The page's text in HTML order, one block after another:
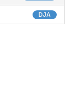
DJA